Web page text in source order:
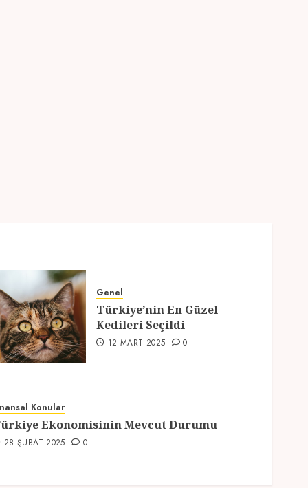
Genel
Türkiye’nin En Güzel
Kedileri Seçildi
12 MART 2025 0
Konular
Ekonomisinin Mevcut Durumu
28 ŞUBAT 2025 0